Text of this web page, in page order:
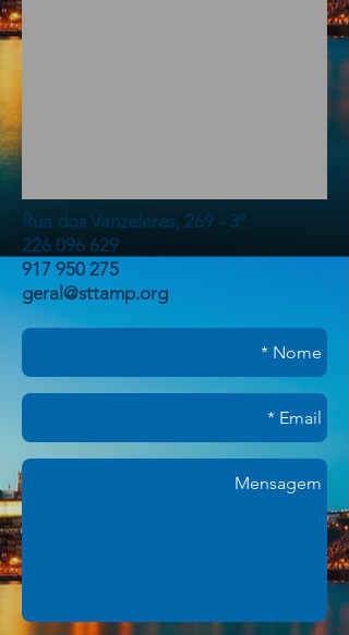
Rua dos Vanzeleres, 269 - 3º
226 096 629
917 950 275
geral@sttamp.org